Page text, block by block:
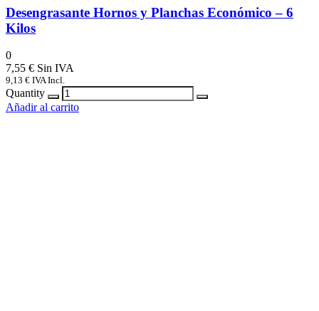
Desengrasante Hornos y Planchas Económico – 6
Kilos
0
7,55 €
9,13 € IVA Incl.
Quantity
Añadir al carrito